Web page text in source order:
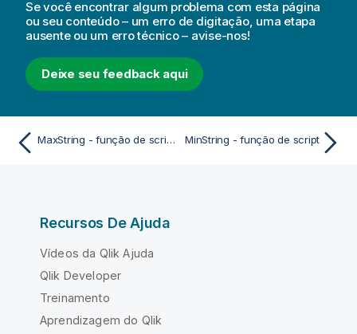
Se você encontrar algum problema com esta página
ou seu conteúdo – um erro de digitação, uma etapa
ausente ou um erro técnico – avise-nos!
Deixe seu feedback aqui
MaxString - função de script MinString - função de script
Recursos De Ajuda
Vídeos da Qlik Ajuda
Qlik Developer
Treinamento
Aprendizagem do Qlik